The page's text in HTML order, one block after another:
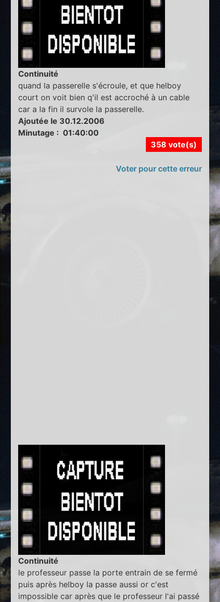
Continuité
quand la passerelle s'écroule, et que helboy
court on voit bien q'il est accroché à un cable
car a la fin il survole la passerelle.
Ajoutée le 30.12.2006
Minutage : 01:40:00
358 vote(s)
Voter pour cette erreur
Continuité
le professeur passe la porte entrain de se fermé
puis après helboy la passe aussi or c'est
impossible car après que le professeur l'ai passé